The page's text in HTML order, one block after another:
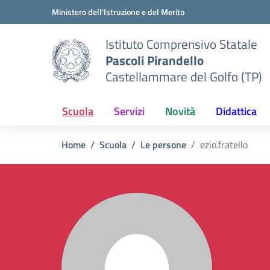
Vai ai contenuti
Vai al menu di navigazioneMinistero dell'Istruzione e del Merito
Istituto Comprensivo Statale
Pascoli Pirandello
Castellammare del Golfo (TP)
Scuola Servizi Novità Didattica
Home Scuola Le persone ezio.fratello